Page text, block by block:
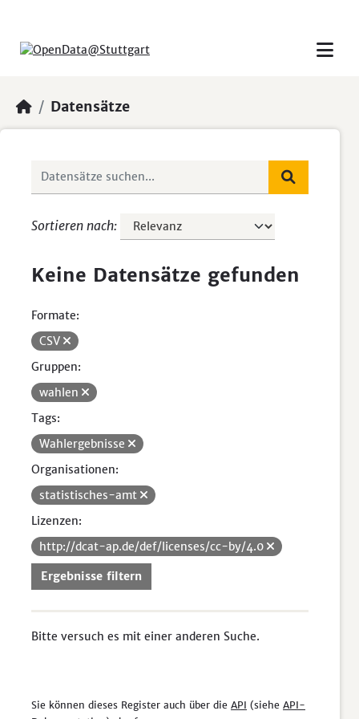
Datensätze
Sortieren nach
Keine Datensätze gefunden
Formate:
CSV
Gruppen:
wahlen
Tags:
Wahlergebnisse
Organisationen:
statistisches-amt
Lizenzen:
http://dcat-ap.de/def/licenses/cc-by/4.0
Ergebnisse filtern
Bitte versuch es mit einer anderen Suche.
Sie können dieses Register auch über die API (siehe API-